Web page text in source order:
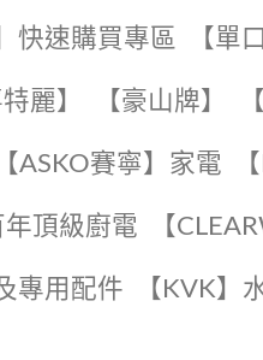
快速購買專區 【單
特麗】 【豪山牌】
【ASKO賽寧】家電
年頂級廚電 【
專用配件 【KVK】